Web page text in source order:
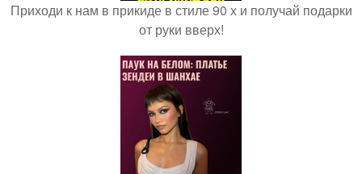
Приходи к нам в прикиде в стиле 90 х и получай подарки
от руки вверх!